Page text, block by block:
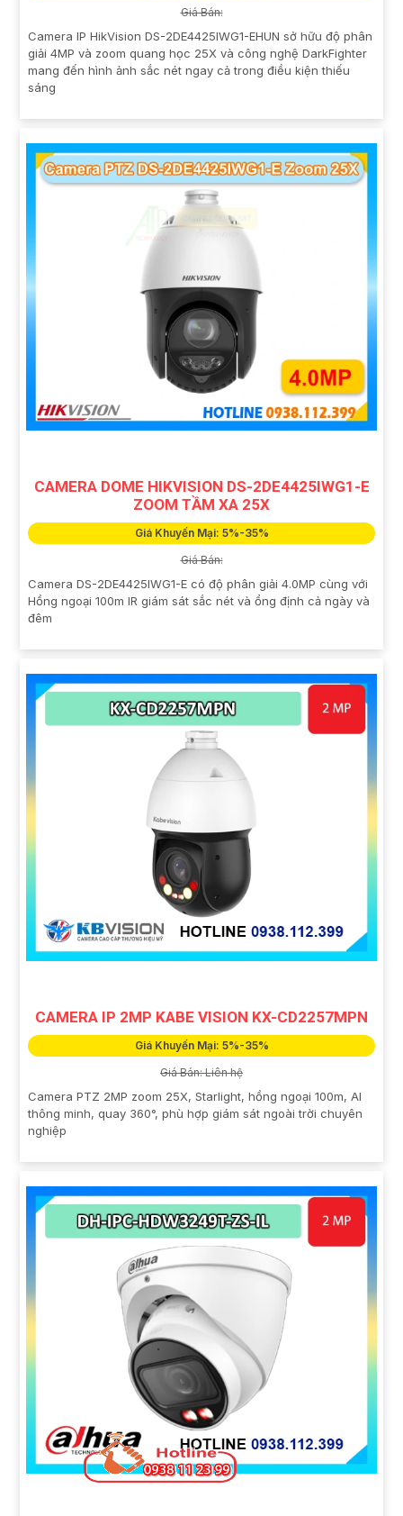
Giá Bán:
Camera IP HikVision DS-2DE4425IWG1-EHUN sở hữu độ phân
giải 4MP và zoom quang học 25X và công nghệ DarkFighter
mang đến hình ảnh sắc nét ngay cả trong điều kiện thiếu
sáng
CAMERA DOME HIKVISION DS-2DE4425IWG1-E
ZOOM TẦM XA 25X
Giá Khuyến Mại: 5%-35%
Giá Bán:
Camera DS-2DE4425IWG1-E có độ phân giải 4.0MP cùng với
Hồng ngoại 100m IR giám sát sắc nét và ổng định cả ngày và
đêm
CAMERA IP 2MP KABE VISION KX-CD2257MPN
Giá Khuyến Mại: 5%-35%
Giá Bán: Liên hệ
Camera PTZ 2MP zoom 25X, Starlight, hồng ngoại 100m, AI
thông minh, quay 360°, phù hợp giám sát ngoài trời chuyên
nghiệp